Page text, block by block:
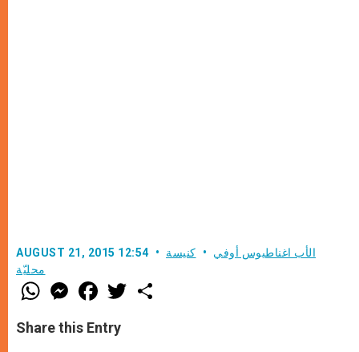
AUGUST 21, 2015 12:54 الأب اغناطيوس أوفي
كنيسة
محليّة
W
h
t
s
M
e
s
e
F
a
e
b
w
Share this Entry